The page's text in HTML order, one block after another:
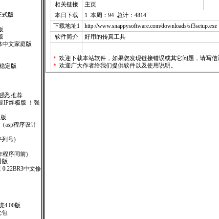
式版
中文家庭版
定版
烈推荐
IP终极版 ！强
asp程序设计
列号)
程序同前)
版
0.22BR3中文修
4.00版
包
相关链接
主页
本日下载
1 本周：94 总计：4814
下载地址1
http://www.snappysoftware.com/downloads/sf3setup.exe
软件简介
好用的传真工具
＊ 欢迎下载本站软件，如果您发现链接错误或其它问题，请写信
＊ 欢迎广大作者给我们提供软件以及使用说明。